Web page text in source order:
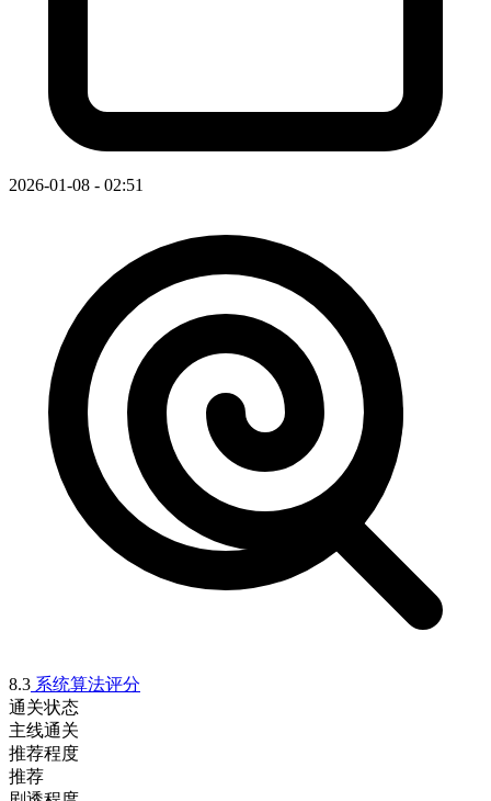
2026-01-08 - 02:51
8.3 系统算法评分
通关状态
主线通关
推荐程度
推荐